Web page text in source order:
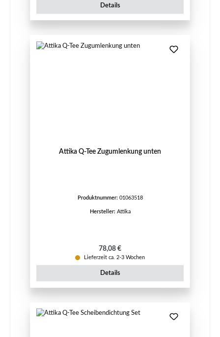
Details
Attika Q-Tee Zugumlenkung unten
Produktnummer: 01063518
Hersteller: Attika
Regulärer Preis:
78,08 €
Lieferzeit ca. 2-3 Wochen
Details